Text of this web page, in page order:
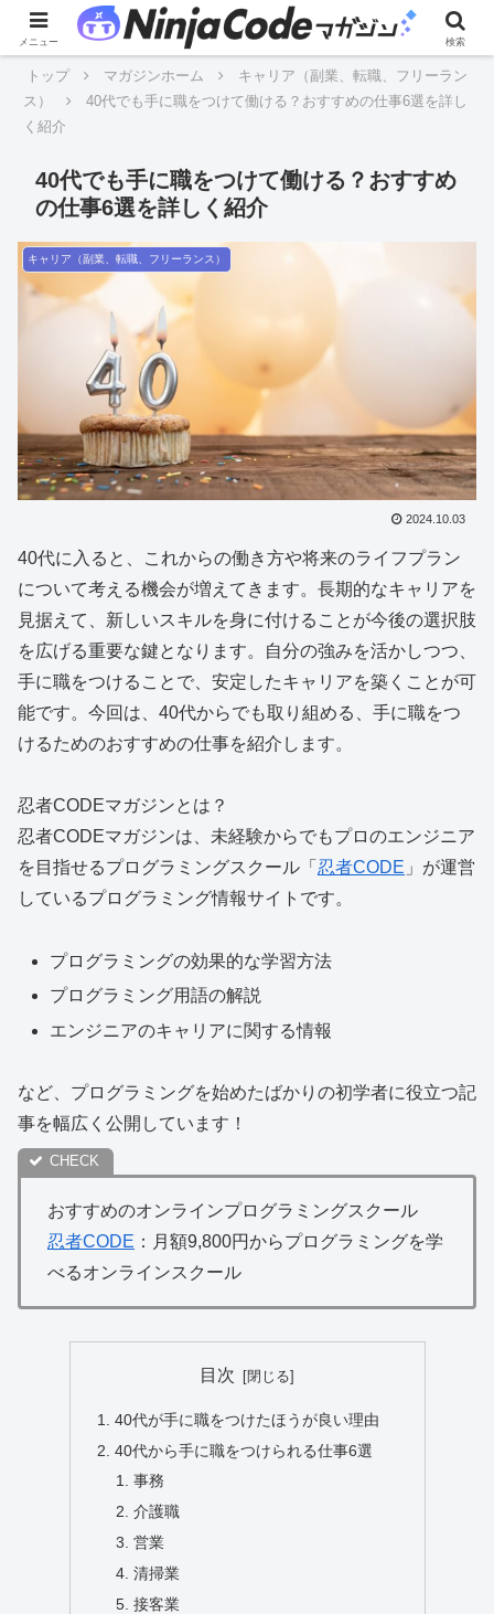
トップ マガジンホーム
キャリア（副業、転職、フリーラン
ス）
40代でも手に職をつけて働ける？おすすめの仕事6選を詳し
く紹介
40代でも手に職をつけて働ける？おすすめ
の仕事6選を詳しく紹介
キャリア（副業、転職、フリーランス）
2024.10.03
40代に入ると、これからの働き方や将来のライフプラン
について考える機会が増えてきます。長期的なキャリアを
見据えて、新しいスキルを身に付けることが今後の選択肢
を広げる重要な鍵となります。自分の強みを活かしつつ、
手に職をつけることで、安定したキャリアを築くことが可
能です。今回は、40代からでも取り組める、手に職をつ
けるためのおすすめの仕事を紹介します。
忍者CODEマガジンとは？
忍者CODEマガジンは、 未経験からでもプロのエンジニア
を目指せるプログラミングスクール「 忍者CODE 」が運営
しているプログラミング情報サイトです。
プログラミングの効果的な学習方法
プログラミング用語の解説
エンジニアのキャリアに関する情報
など、プログラミングを始めたばかりの初学者に役立つ記
事を幅広く公開しています！
おすすめのオンラインプログラミングスクール
忍者CODE ：月額9,800円からプログラミングを学
べるオンラインスクール
目次
40代が手に職をつけたほうが良い理由
40代から手に職をつけられる仕事6選
事務
介護職
営業
清掃業
接客業
メニュー 検索